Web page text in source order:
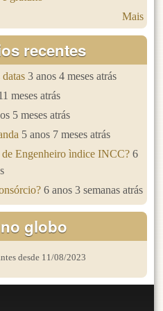
Mais
recentes
3 anos 4 meses atrás
meses atrás
5 meses atrás
5 anos 7 meses atrás
Engenheiro ìndice INCC? 6
6 anos 3 semanas atrás
globo
desde 11/08/2023